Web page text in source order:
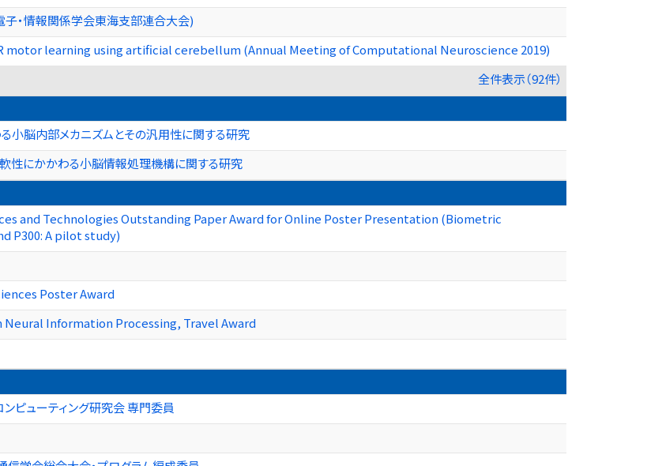
・情報関係学会東海支部連合大会)
motor learning using artificial cerebellum (Annual Meeting of Computational Neuroscience 2019)
全件表示（92件）
小脳内部メカニズムとその汎用性に関する研究
性にかかわる小脳情報処理機構に関する研究
and Technologies Outstanding Paper Award for Online Poster Presentation (Biometric
P300: A pilot study)
Poster Award
Information Processing, Travel Award
ピューティング研究会 専門委員